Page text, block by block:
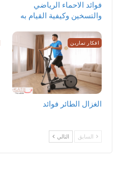
‏فوائد الاحماء الرياضي
والتسخين وكيفية القيام به
افكار تمارين
الغزال الطائر فوائد
السابق التالي